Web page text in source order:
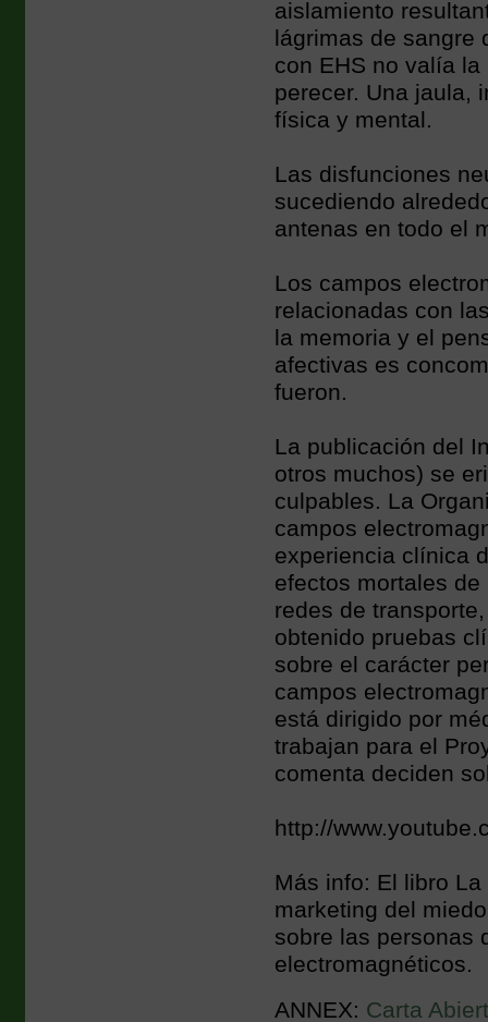
aislamiento
lágrimas de sangre
con EHS no valía
perecer. Una jaula,
física y mental.
Las disfunciones
sucediendo
antenas en todo el
Los campos
relacionadas con
la memoria y el
afectivas es
fueron.
La publicación del
otros muchos) se
culpables. La
campos
experiencia clínica
efectos mortales
redes de
obtenido pruebas
sobre el carácter
campos
está dirigido por
trabajan para el
comenta deciden
http://
Más info: El libro
marketing del
sobre las personas
electromagnéticos.
ANNEX: Carta